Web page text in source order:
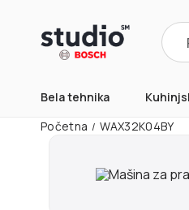
Bela tehnika
Početna / WAX32K04BY